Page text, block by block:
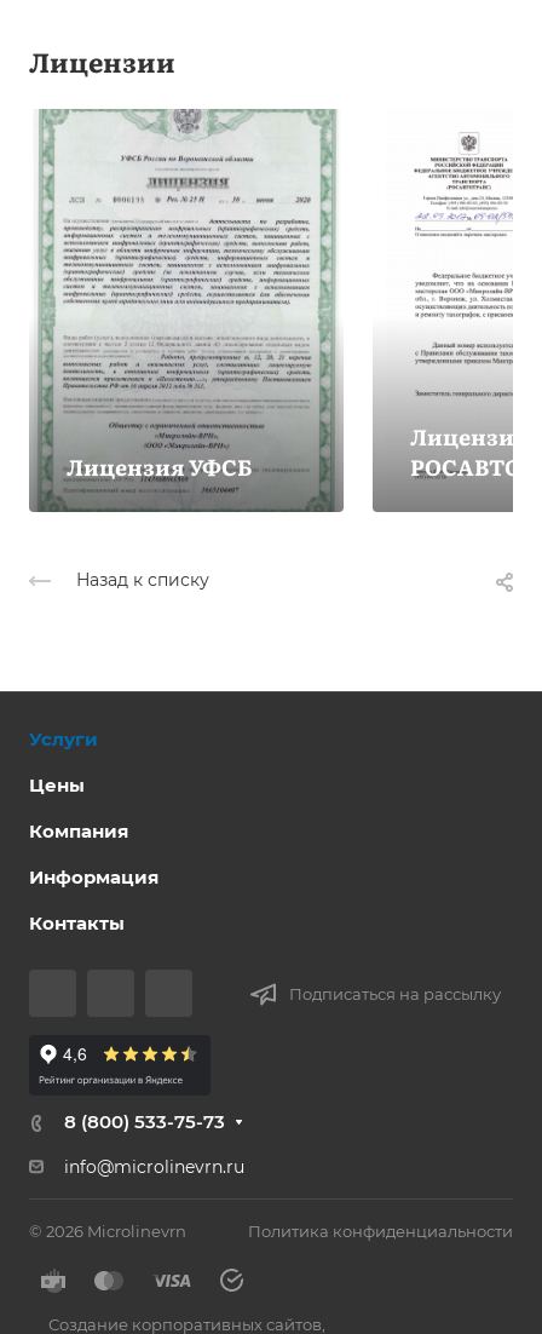
Лицензии
Лицензия УФСБ
Лицензия
Назад к списку
Услуги
Цены
Компания
Информация
Контакты
Подписаться на рассылку
8 (800) 533-75-73
info@microlinevrn.ru
© 2026 Microlinevrn Политика конфиденциальности
Создание корпоративных сайтов,